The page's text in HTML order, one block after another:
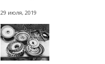
29 июля, 2019